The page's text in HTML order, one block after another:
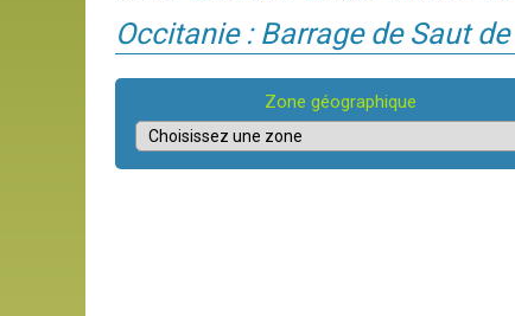
Occitanie : Barrage de Saut
Zone géographique